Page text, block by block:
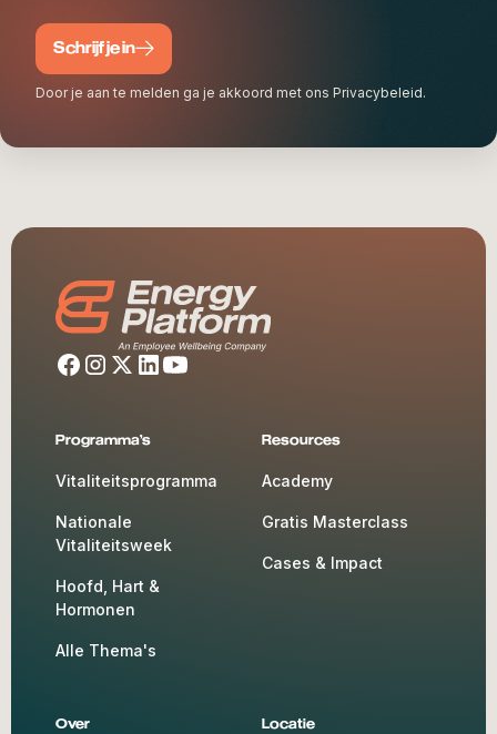
Schrijf je in
Door je aan te melden ga je akkoord met ons Privacybeleid.
Programma's
Vitaliteitsprogramma
Nationale
Vitaliteitsweek
Hoofd, Hart &
Hormonen
Alle Thema's
Resources
Academy
Gratis Masterclass
Cases & Impact
Over Locatie